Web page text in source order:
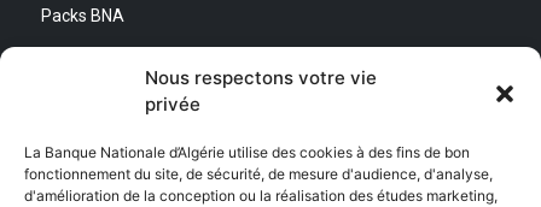
Nous respectons votre vie
privée
La Banque Nationale d’Algérie utilise des cookies à des fins de bon
fonctionnement du site, de sécurité, de mesure d'audience, d'analyse,
d'amélioration de la conception ou la réalisation des études marketing,
Packs BNA
Direction Générale :
Adresse : Quartier d’Affaires Bab Ezzouar